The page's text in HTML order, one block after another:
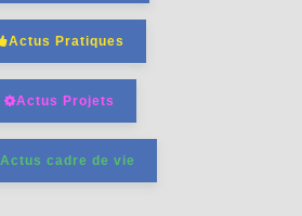
Actus Pratiques
Actus Projets
Actus cadre de vie